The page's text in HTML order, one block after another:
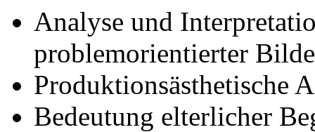
Analyse und
problemorientierter
Produktionsästhetische
Bedeutung elterlicher